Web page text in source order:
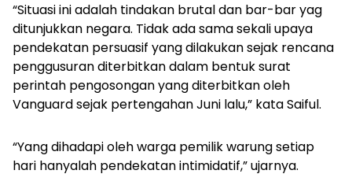
“Situasi ini adalah tindakan brutal dan bar-bar yag
ditunjukkan negara. Tidak ada sama sekali upaya
pendekatan persuasif yang dilakukan sejak rencana
penggusuran diterbitkan dalam bentuk surat
perintah pengosongan yang diterbitkan oleh
Vanguard sejak pertengahan Juni lalu,” kata Saiful.
“Yang dihadapi oleh warga pemilik warung setiap
hari hanyalah pendekatan intimidatif,” ujarnya.